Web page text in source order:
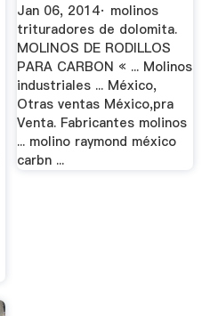
Jan 06, 2014· molinos
trituradores de dolomita.
MOLINOS DE RODILLOS
PARA CARBON « ... Molinos
industriales ... México,
Otras ventas México,pra
Venta. Fabricantes molinos
... molino raymond méxico
carbn ...